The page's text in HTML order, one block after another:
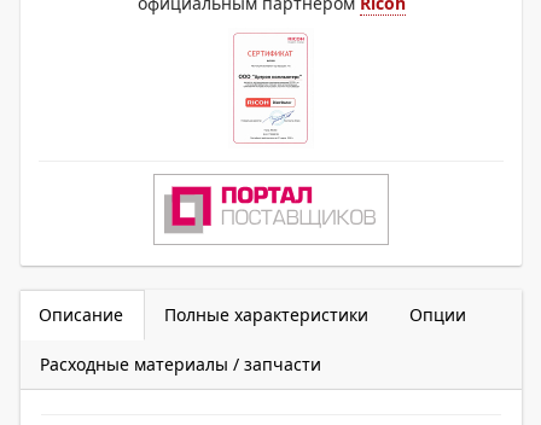
Описание Полные характеристики Опции
Расходные материалы / запчасти